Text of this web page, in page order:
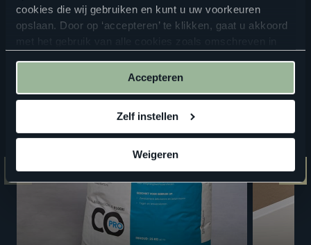
cookies die wij gebruiken en kunt u uw voorkeuren
opslaan. Door op ‘accepteren’ te klikken, gaat u akkoord
Accepteren
Zelf instellen
Weigeren